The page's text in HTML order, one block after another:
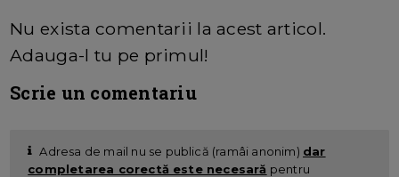
Nu exista comentarii la acest articol.
Adauga-l tu pe primul!
Scrie un comentariu
Adresa de mail nu se publică (ramâi anonim) dar
completarea corectă este necesară pentru